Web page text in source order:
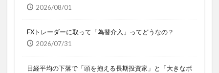
2026/08/01
FXトレーダーに取って「為替介入」ってどうなの？
2026/07/31
日経平均の下落で「頭を抱える長期投資家」と「大きなボ